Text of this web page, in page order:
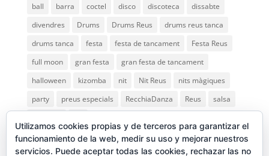
ball
barra coctel disco discoteca
dissabte
divendres
Drums Drums Reus
drums reus tanca
drums tanca
festa festa de tancament
Festa Reus
full moon
gran festa
gran festa de tancament
halloween
kizomba nit Nit Reus
nits màgiques
party
preus especials RecchiaDanza Reus
salsa
Utilizamos cookies propias y de terceros para garantizar el
funcionamiento de la web, medir su uso y mejorar nuestros
servicios. Puede aceptar todas las cookies, rechazar las no